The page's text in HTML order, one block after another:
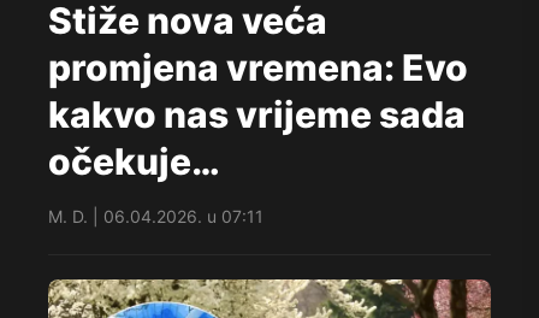
Stiže nova veća
promjena vremena: Evo
kakvo nas vrijeme sada
očekuje…
M. D. | 06.04.2026. u 07:11